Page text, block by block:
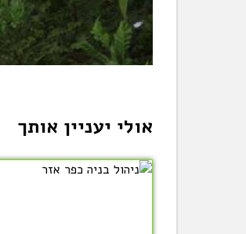
אולי יעניין אותך